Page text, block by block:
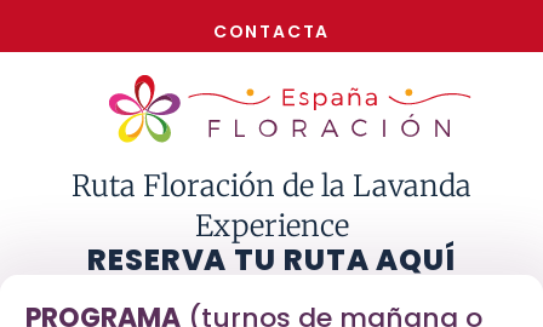
CONTACTA
Ruta Floración de la Lavanda
Experience
RESERVA TU RUTA AQUÍ
PROGRAMA (turnos de mañana o